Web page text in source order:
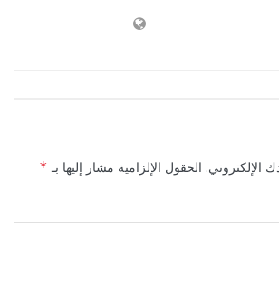
الإلكتروني. الحقول الإلزامية مشار إليها بـ *